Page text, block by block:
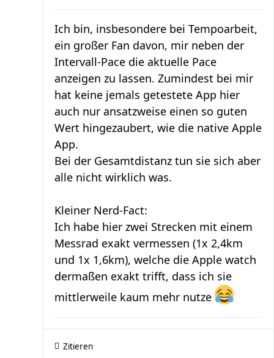
Ich bin, insbesondere bei Tempoarbeit,
ein großer Fan davon, mir neben der
Intervall-Pace die aktuelle Pace
anzeigen zu lassen. Zumindest bei mir
hat keine jemals getestete App hier
auch nur ansatzweise einen so guten
Wert hingezaubert, wie die native Apple
App.
Bei der Gesamtdistanz tun sie sich aber
alle nicht wirklich was.
Kleiner Nerd-Fact:
Ich habe hier zwei Strecken mit einem
Messrad exakt vermessen (1x 2,4km
und 1x 1,6km), welche die Apple watch
dermaßen exakt trifft, dass ich sie
mittlerweile kaum mehr nutze
Zitieren